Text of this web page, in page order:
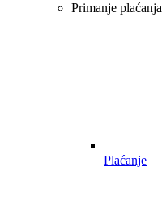
Primanje plaćanja
Plaćanje